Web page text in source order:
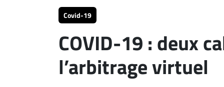
CARRIÈRE
Covid-19
COVID-19 : deux
l’arbitrage virtuel